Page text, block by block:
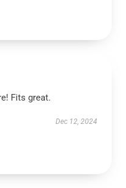
Fits great.
Dec 12, 2024